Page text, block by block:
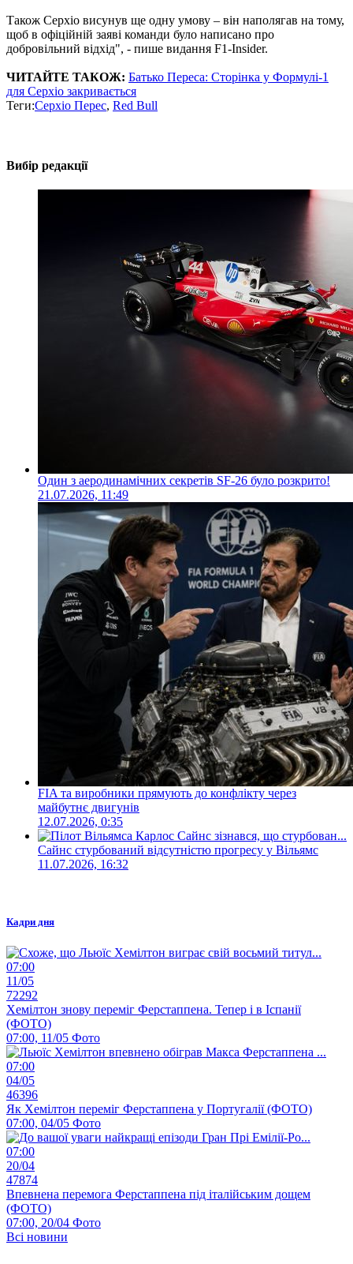
Також Серхіо висунув ще одну умову – він наполягав на тому,
щоб в офіційній заяві команди було написано про
добровільний відхід", - пише видання F1-Insider.
ЧИТАЙТЕ ТАКОЖ: Батько Переса: Сторінка у Формулі-1
для Серхіо закривається
Теги:Серхіо Перес, Red Bull
Вибір редакції
Один з аеродинамічних секретів SF-26 було розкрито!
21.07.2026, 11:49
FIA та виробники прямують до конфлікту через
майбутнє двигунів
12.07.2026, 0:35
Сайнс стурбований відсутністю прогресу у Вільямс
11.07.2026, 16:32
Кадри дня
07:00
11/05
72292
Хемілтон знову переміг Ферстаппена. Тепер і в Іспанії
(ФОТО)
07:00, 11/05 Фото
07:00
04/05
46396
Як Хемілтон переміг Ферстаппена у Португалії (ФОТО)
07:00, 04/05 Фото
07:00
20/04
47874
Впевнена перемога Ферстаппена під італійським дощем
(ФОТО)
07:00, 20/04 Фото
Всі новини